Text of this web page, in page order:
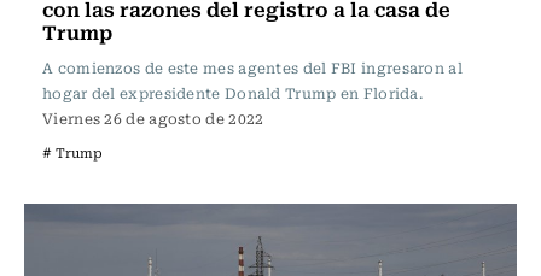
con las razones del registro a la casa de
Trump
A comienzos de este mes agentes del FBI ingresaron al
hogar del expresidente Donald Trump en Florida.
Viernes 26 de agosto de 2022
# Trump